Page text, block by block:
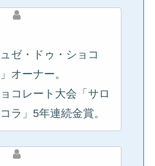
ゼ・ドゥ・ショコ
オーナー。
コレート大会「サロ
ラ」5年連続金賞。